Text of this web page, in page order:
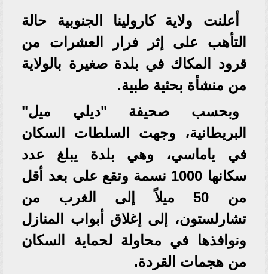
أعلنت ولاية كارولينا الجنوبية حالة
التأهب على إثر فرار العشرات من
قرود المكاك في بلدة صغيرة بالولاية
من منشأة بحثية طبية.
وبحسب صحيفة "ديلي ميل"
البريطانية، وجهت السلطات السكان
في ياماسي، وهي بلدة يبلغ عدد
سكانها 1000 نسمة وتقع على بعد أقل
من 50 ميلاً إلى الغرب من
تشارلستون، إلى إغلاق أبواب المنازل
ونوافذها في محاولة لحماية السكان
من هجمات القردة.